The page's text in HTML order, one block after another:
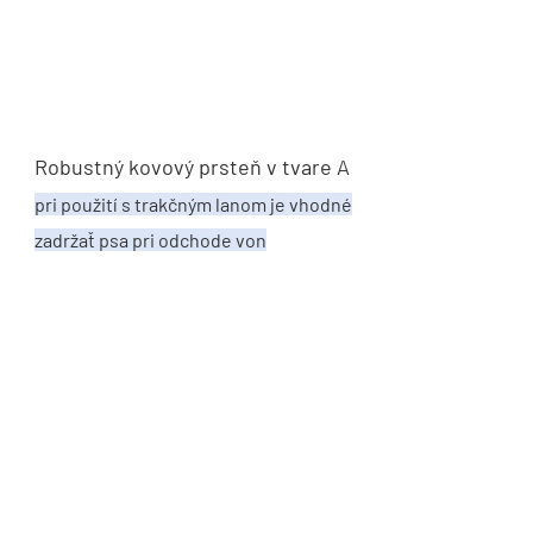
Robustný kovový prsteň v tvare A
pri použití s ​​trakčným lanom je vhodné
zadržať psa pri odchode von